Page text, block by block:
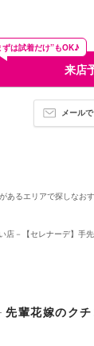
来店
ずは試着だけ”もOK♪
メール
あるエリアで探しなお
店－【セレナーデ】手
先輩花嫁のク